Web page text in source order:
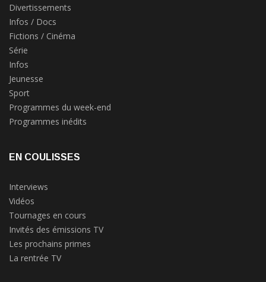
Divertissements
Infos / Docs
Fictions / Cinéma
Série
Infos
Jeunesse
Sport
Programmes du week-end
Programmes inédits
EN COULISSES
Interviews
Vidéos
Tournages en cours
Invités des émissions TV
Les prochains primes
La rentrée TV